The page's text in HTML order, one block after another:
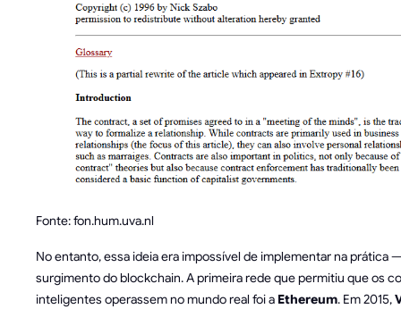
Fonte: fon.hum.uva.nl
No entanto, essa ideia era impossível de implementar na prática
surgimento do blockchain. A primeira rede que permitiu que os
inteligentes operassem no mundo real foi a Ethereum. Em 2015,